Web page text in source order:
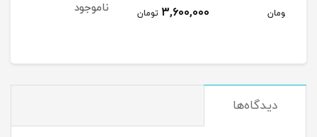
3,600,000 تومان ناموجود
دیدگاه‌ها